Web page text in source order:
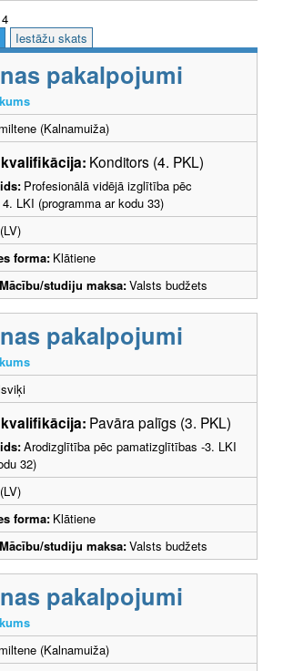
Iestāžu skats
pakalpojumi
(Kalnamuiža)
Konditors (4. PKL)
Profesionālā vidējā izglītība pēc
LKI (programma ar kodu 33)
forma: Klātiene
Mācību/studiju maksa:Valsts budžets
pakalpojumi
Pavāra palīgs (3. PKL)
Arodizglītība pēc pamatizglītības -3. LKI
32)
forma: Klātiene
Mācību/studiju maksa:Valsts budžets
pakalpojumi
(Kalnamuiža)